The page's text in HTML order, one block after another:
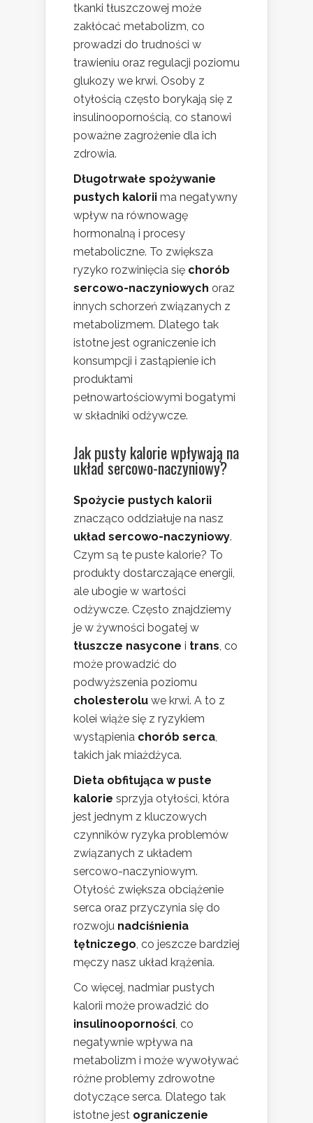
tkanki tłuszczowej może
zakłócać metabolizm, co
prowadzi do trudności w
trawieniu oraz regulacji poziomu
glukozy we krwi. Osoby z
otyłością często borykają się z
insulinoopornością, co stanowi
poważne zagrożenie dla ich
zdrowia.
Długotrwałe spożywanie
pustych kalorii ma negatywny
wpływ na równowagę
hormonalną i procesy
metaboliczne. To zwiększa
ryzyko rozwinięcia się chorób
sercowo-naczyniowych oraz
innych schorzeń związanych z
metabolizmem. Dlatego tak
istotne jest ograniczenie ich
konsumpcji i zastąpienie ich
produktami
pełnowartościowymi bogatymi
w składniki odżywcze.
Jak pusty kalorie wpływają na
układ sercowo-naczyniowy?
Spożycie pustych kalorii
znacząco oddziałuje na nasz
układ sercowo-naczyniowy.
Czym są te puste kalorie? To
produkty dostarczające energii,
ale ubogie w wartości
odżywcze. Często znajdziemy
je w żywności bogatej w
tłuszcze nasycone i trans, co
może prowadzić do
podwyższenia poziomu
cholesterolu we krwi. A to z
kolei wiąże się z ryzykiem
wystąpienia chorób serca,
takich jak miażdżyca.
Dieta obfitująca w puste
kalorie sprzyja otyłości, która
jest jednym z kluczowych
czynników ryzyka problemów
związanych z układem
sercowo-naczyniowym.
Otyłość zwiększa obciążenie
serca oraz przyczynia się do
rozwoju nadciśnienia
tętniczego, co jeszcze bardziej
męczy nasz układ krążenia.
Co więcej, nadmiar pustych
kalorii może prowadzić do
insulinooporności, co
negatywnie wpływa na
metabolizm i może wywoływać
różne problemy zdrowotne
dotyczące serca. Dlatego tak
istotne jest ograniczenie